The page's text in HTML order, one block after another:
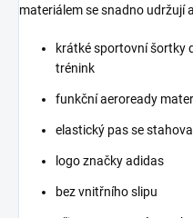
materiálem se snadno udržují
krátké sportovní šortky
trénink
funkční aeroready
elastický pas se
logo značky adidas
bez vnitřního slipu